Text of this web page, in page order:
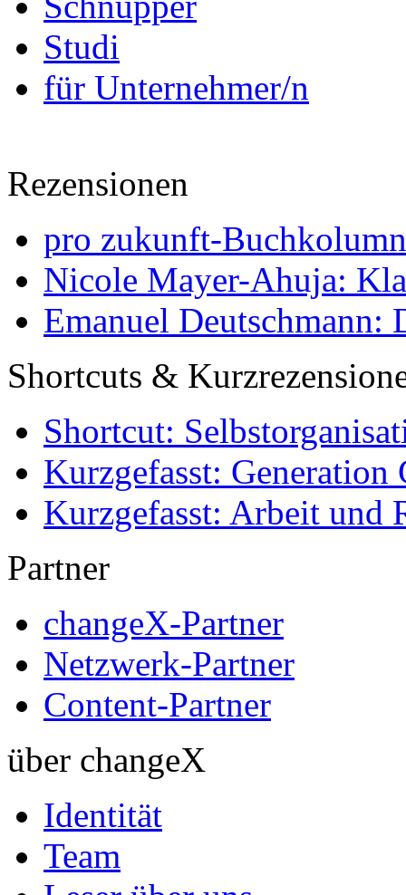
Studi
für Unternehmer/n
Rezensionen
pro zukunft-
Nicole Mayer-Ahuja:
Emanuel Deutschmann:
Shortcuts &
Shortcut:
Kurzgefasst: Generation
Kurzgefasst: Arbeit und
Partner
changeX-Partner
Netzwerk-Partner
Content-Partner
über changeX
Identität
Team